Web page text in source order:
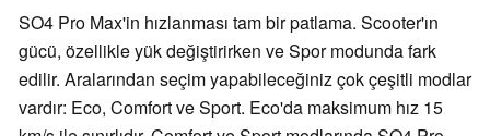
SO4 Pro Max'in hızlanması tam bir patlama. Scooter'ın
gücü, özellikle yük değiştirirken ve Spor modunda fark
edilir. Aralarından seçim yapabileceğiniz çok çeşitli modlar
vardır: Eco, Comfort ve Sport. Eco'da maksimum hız 15